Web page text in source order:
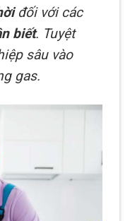
đối với các
biết. Tuyệt
sâu vào
gas.